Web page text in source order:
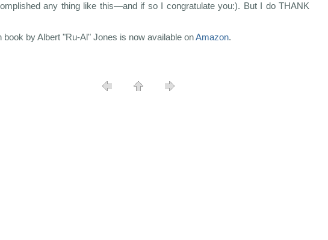
any thing like this—and if so I congratulate you:). But I do THANK
book by Albert "Ru-Al" Jones is now available onAmazon.